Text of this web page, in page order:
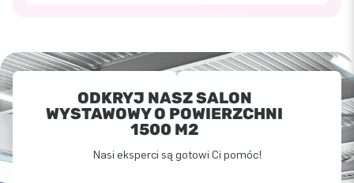
ODKRYJ NASZ SALON
WYSTAWOWY O POWIERZCHNI
1500 M2
Nasi eksperci są gotowi Ci pomóc!